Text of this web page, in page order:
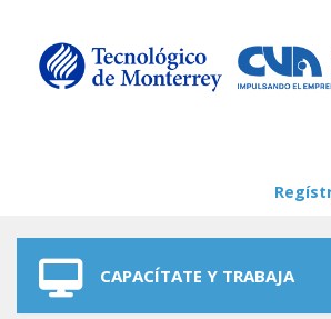
CAPACÍTATE Y TRABAJA